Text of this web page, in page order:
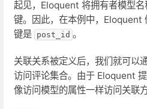
起见，Eloquent 将拥有者模型名
键。因此，在本例中，Eloquent
键是 post_id 。
关联关系被定义后，我们就可以
访问评论集合。由于 Eloquent
像访问模型的属性一样访问关联方